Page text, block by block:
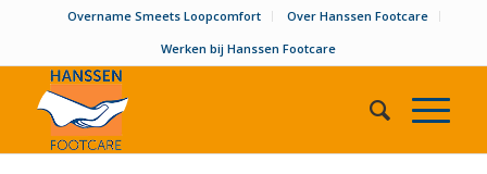
Overname Smeets Loopcomfort
Over Hanssen Footcare
Werken bij Hanssen Footcare